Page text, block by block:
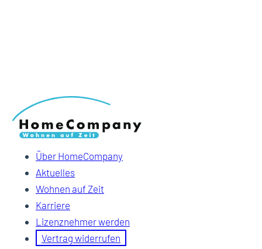
Über HomeCompany
Aktuelles
Wohnen auf Zeit
Karriere
Lizenznehmer werden
Vertrag widerrufen